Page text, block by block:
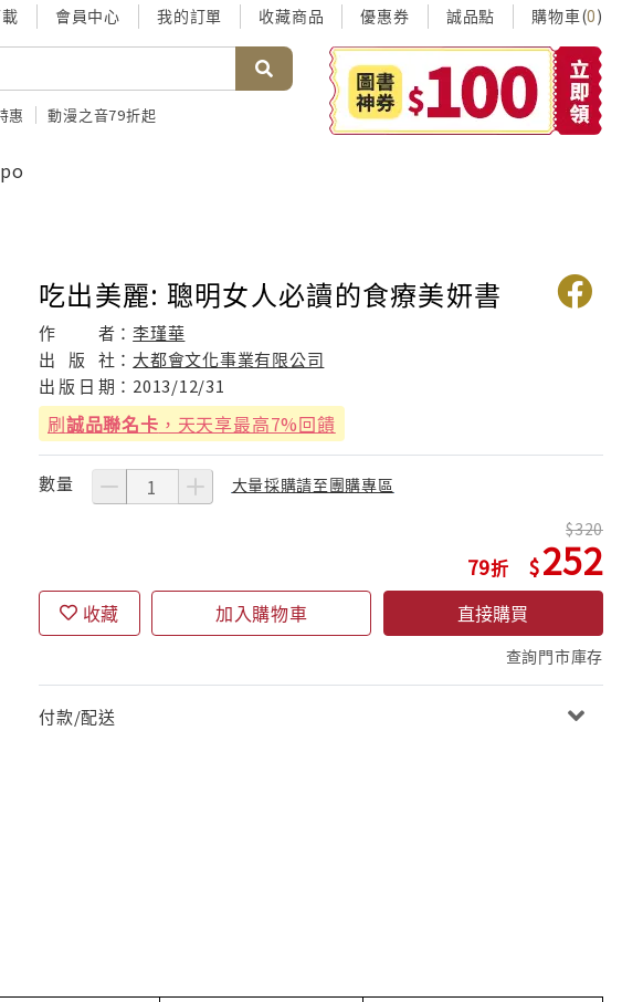
會員中心 我的訂單 收藏商品 優惠券 誠品點 購物車(0)
惠 動漫之音79折起
吃出美麗: 聰明女人必讀的食療美妍書
作 者：李瑾華
出
版 社： 大都會文化事業有限公司
出 版 日 期： 2013/12/31
刷誠品聯名卡 ，天天享最高7%回饋
數量 大量採購請至團購專區
79
320
252
收藏 加入購物車 直接購買
查詢門市庫存
付款/配送